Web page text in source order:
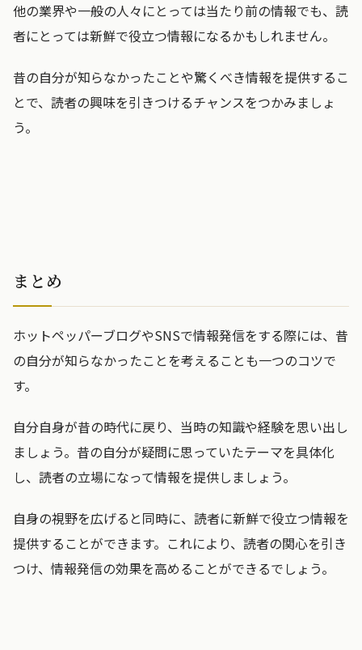
他の業界や一般の人々にとっては当たり前の情報でも、読
者にとっては新鮮で役立つ情報になるかもしれません。
昔の自分が知らなかったことや驚くべき情報を提供するこ
とで、読者の興味を引きつけるチャンスをつかみましょ
う。
まとめ
ホットペッパーブログやSNSで情報発信をする際には、昔
の自分が知らなかったことを考えることも一つのコツで
す。
自分自身が昔の時代に戻り、当時の知識や経験を思い出し
ましょう。昔の自分が疑問に思っていたテーマを具体化
し、読者の立場になって情報を提供しましょう。
自身の視野を広げると同時に、読者に新鮮で役立つ情報を
提供することができます。これにより、読者の関心を引き
つけ、情報発信の効果を高めることができるでしょう。